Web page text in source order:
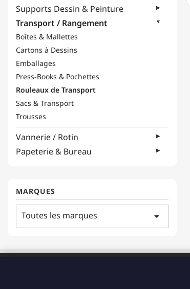
Supports Dessin & Peinture
Transport / Rangement
Boîtes & Mallettes
Cartons à Dessins
Emballages
Press-Books & Pochettes
Rouleaux de Transport
Sacs & Transport
Trousses
Vannerie / Rotin
Papeterie & Bureau
MARQUES
Toutes les marques arrow_drop_down